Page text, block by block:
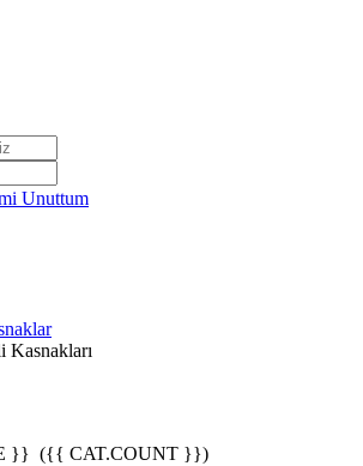
Unuttum
Kasnakları
}} ({{ CAT.COUNT }})